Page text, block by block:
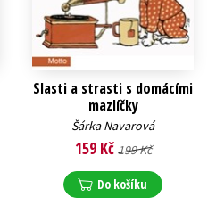
Slasti a strasti s domácími
mazlíčky
Šárka Navarová
159 Kč 199 Kč
Do košíku